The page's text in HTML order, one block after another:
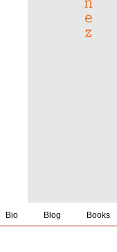
Bio Blog Books